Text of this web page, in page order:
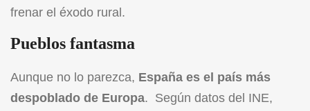
frenar el éxodo rural.
Pueblos fantasma
Aunque no lo parezca, España es el país más
despoblado de Europa. Según datos del INE,